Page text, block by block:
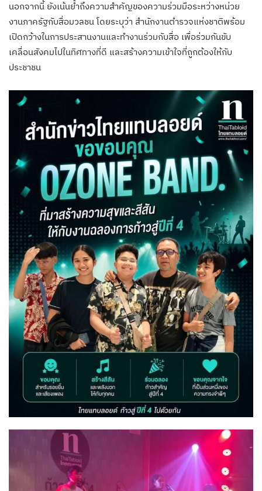
นอกจากนี้ ยังเน้นย้ำถึงความสำคัญของความร่วมมือระหว่างหน่วย
งานภาครัฐกับสื่อมวลชน โดยระบุว่า สำนักงานตำรวจแห่งชาติพร้อม
เปิดกว้างในการประสานงานและทำงานร่วมกับสื่อ เพื่อร่วมกันขับ
เคลื่อนสังคมไปในทิศทางที่ดี และสร้างความเข้าใจที่ถูกต้องให้กับ
ประชาชน